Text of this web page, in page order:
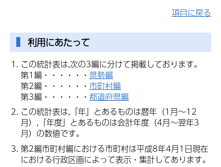
項目に戻る
利用にあたって
この統計表は,次の3編に分けて掲載しております。
第1編・・・・・・ 県勢編
第2編・・・・・・ 市町村編
第3編・・・・・・ 都道府県編
この統計表は,「年」とあるものは暦年（1月～12
月）,「年度」とあるものは会計年度（4月～翌年3
月）の数値です。
第2編市町村編における市町村は平成8年4月1日現在
における行政区画によって表示・集計してあります。